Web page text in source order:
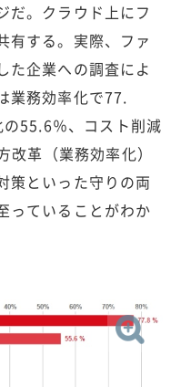
だ。クラウド上にフ
有する。実際、ファ
た企業への調査によ
業務効率化で77.
55.6％、コスト削減
革（業務効率化）
策といった守りの両
っていることがわか